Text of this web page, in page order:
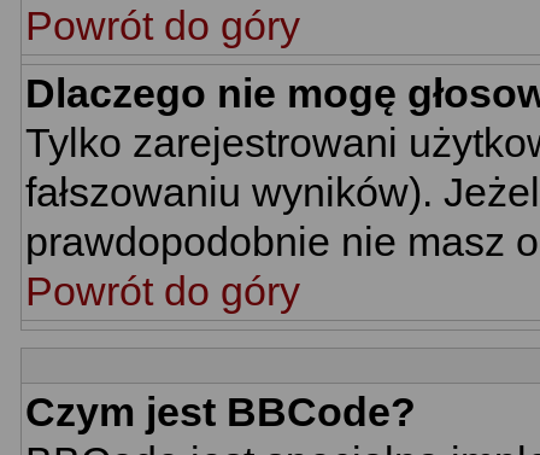
Powrót do góry
Dlaczego nie mogę
Tylko zarejestrowani
fałszowaniu wyników).
prawdopodobnie nie masz
Powrót do góry
Czym jest BBCode?